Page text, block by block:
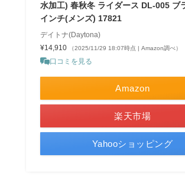
水加工) 春秋冬 ライダース DL-005 ブ
インチ(メンズ) 17821
デイトナ(Daytona)
¥14,910
（2025/11/29 18:07時点 | Amazon調べ）
口コミを見る
Amazon
楽天市場
Yahooショッピング